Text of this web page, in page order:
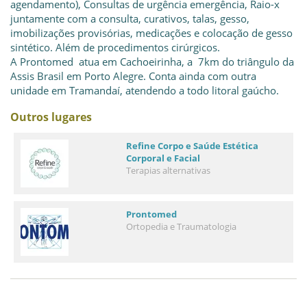
agendamento), Consultas de urgência emergência, Raio-x
juntamente com a consulta, curativos, talas, gesso,
imobilizações provisórias, medicações e colocação de gesso
sintético. Além de procedimentos cirúrgicos.
A Prontomed atua em Cachoeirinha, a 7km do triângulo da
Assis Brasil em Porto Alegre. Conta ainda com outra
unidade em Tramandaí, atendendo a todo litoral gaúcho.
Outros lugares
Refine Corpo e Saúde Estética
Corporal e Facial
Terapias alternativas
Prontomed
Ortopedia e Traumatologia